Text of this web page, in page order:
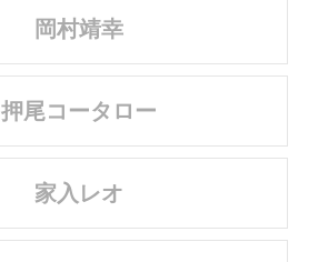
岡村靖幸
押尾コータロー
家入レオ